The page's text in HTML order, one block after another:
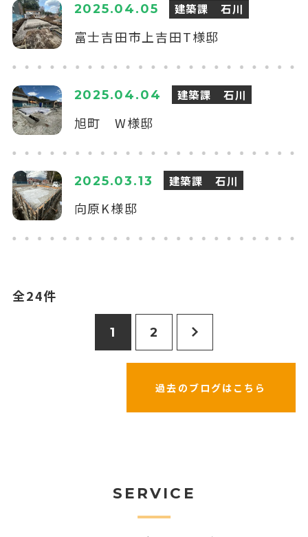
2025.04.05 建築課 石川
富士吉田市上吉田T様邸
2025.04.04 建築課 石川
旭町 W様邸
2025.03.13 建築課 石川
向原K様邸
全24件
1 2
過去のブログはこちら
SERVICE